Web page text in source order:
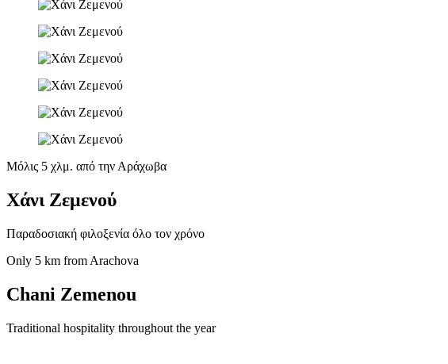
Μόλις 5 χλμ. από την Αράχωβα
Χάνι Ζεμενού
Παραδοσιακή φιλοξενία όλο τον χρόνο
Only 5 km from Arachova
Chani Zemenou
Traditional hospitality throughout the year